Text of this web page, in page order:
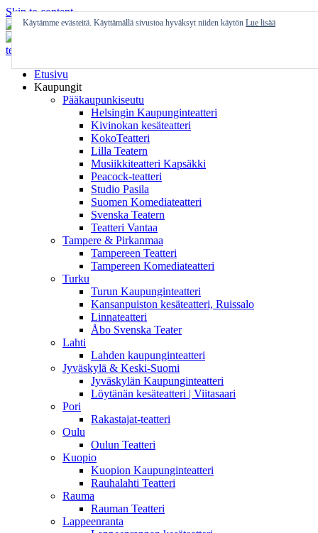
Skip to content
Etusivu
Kaupungit
Pääkaupunkiseutu
Helsingin Kaupunginteatteri
Kivinokan kesäteatteri
KokoTeatteri
Lilla Teatern
Musiikkiteatteri Kapsäkki
Peacock-teatteri
Studio Pasila
Suomen Komediateatteri
Svenska Teatern
Teatteri Vantaa
Tampere & Pirkanmaa
Tampereen Teatteri
Tampereen Komediateatteri
Turku
Turun Kaupunginteatteri
Kansanpuiston kesäteatteri, Ruissalo
Linnateatteri
Åbo Svenska Teater
Lahti
Lahden kaupunginteatteri
Jyväskylä & Keski-Suomi
Jyväskylän Kaupunginteatteri
Löytänän kesäteatteri | Viitasaari
Pori
Rakastajat-teatteri
Oulu
Oulun Teatteri
Kuopio
Kuopion Kaupunginteatteri
Rauhalahti Teatteri
Rauma
Rauman Teatteri
Lappeenranta
Käytämme evästeitä. Käyttämällä sivustoa hyväksyt niiden käytön Lue lisää